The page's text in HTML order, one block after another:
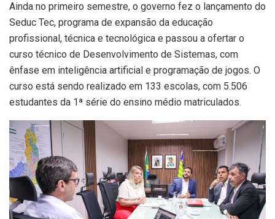
Ainda no primeiro semestre, o governo fez o lançamento do
Seduc Tec, programa de expansão da educação
profissional, técnica e tecnológica e passou a ofertar o
curso técnico de Desenvolvimento de Sistemas, com
ênfase em inteligência artificial e programação de jogos. O
curso está sendo realizado em 133 escolas, com 5.506
estudantes da 1ª série do ensino médio matriculados.